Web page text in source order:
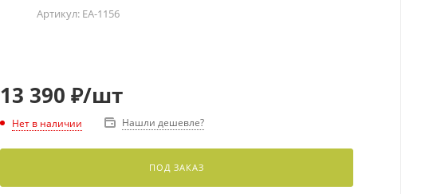
Артикул: EA-1156
13 390 ₽/шт
Нет в наличии Нашли дешевле?
ПОД ЗАКАЗ